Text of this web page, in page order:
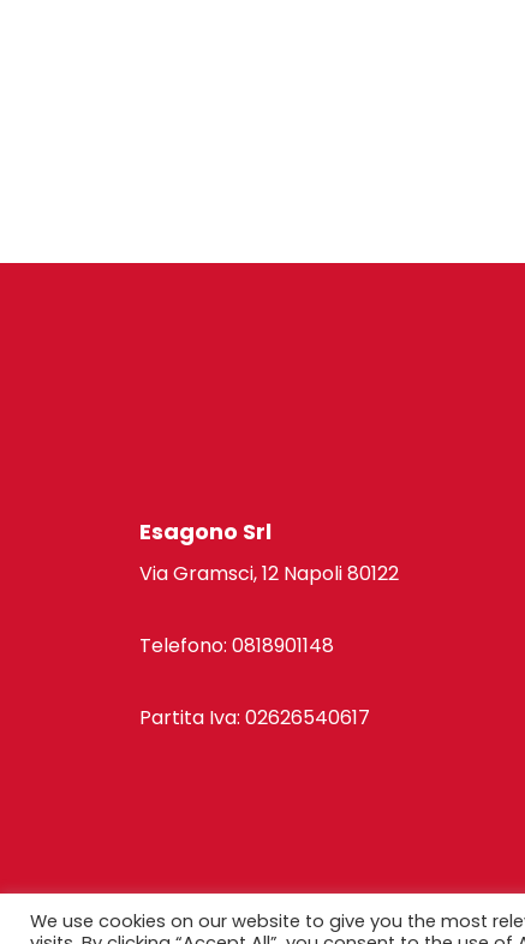
Esagono Srl
Via Gramsci, 12 Napoli 80122
Telefono: 0818901148
Partita Iva: 02626540617
We use cookies on our website to give you the most